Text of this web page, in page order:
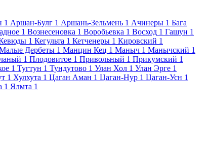
1 Аршан-Булг 1 Аршань-Зельмень 1 Ачинеры 1 Бага
1 Вознесеновка 1 Воробьевка 1 Восход 1 Гашун 1
1 Кегульта 1 Кетченеры 1 Кировский 1
Дербеты 1 Манцин Кец 1 Маныч 1 Манычский 1
1 Плодовитое 1 Привольный 1 Прикумский 1
1 Тугтун 1 Тундутово 1 Улан Хол 1 Улан Эрге 1
1 Хулхута 1 Цаган Аман 1 Цаган-Нур 1 Цаган-Усн 1
1 Ялмта 1